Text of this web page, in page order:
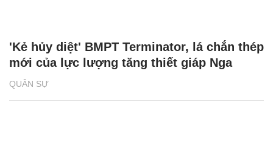
QUÂN SỰ
'Kẻ hủy diệt' BMPT Terminator, lá chắn thép
mới của lực lượng tăng thiết giáp Nga